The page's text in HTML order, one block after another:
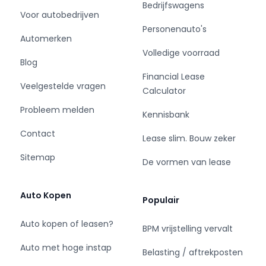
(remmen,banden,vloeistoffen,verlichting etc.)
- Km-stand garantie met de Nationale Auto pas
- Onderhoudshistorie
- Tenaamstelling bij ons bedrijf
- Nieuw matten set
- Een wasbeurt bij aflevering
Behoefte aan extra snelle levering? Neem
contact op met één van onze
Wij hebben vertrouwen in onze auto’s en
garantie geven op het motorblok en de
versnellingsbak (t.w.v. € 350). Kies je liever voor
extra zekerheid? Dan is de BOVAG garantie een
uitbreidingsmogelijkheid. Voor € 995,- heb je 12
maanden glasheldere garantie, en dus
Voor autobedrijven
Automerken
Blog
Veelgestelde vragen
Probleem melden
Contact
Sitemap
Auto Kopen
Auto kopen of leasen?
Auto met hoge instap
Bedrijfswagens
Personenauto's
Volledige voorraad
Financial Lease
Calculator
Kennisbank
Lease slim. Bouw zeker
De vormen van lease
Populair
BPM vrijstelling vervalt
Belasting / aftrekposten